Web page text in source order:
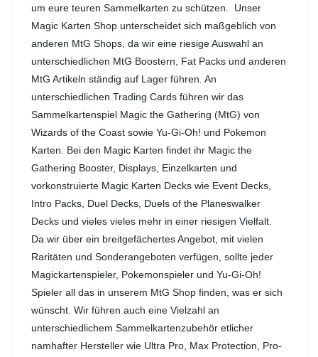
um eure teuren Sammelkarten zu schützen. Unser
Magic Karten Shop unterscheidet sich maßgeblich von
anderen MtG Shops, da wir eine riesige Auswahl an
unterschiedlichen MtG Boostern, Fat Packs und anderen
MtG Artikeln ständig auf Lager führen. An
unterschiedlichen Trading Cards führen wir das
Sammelkartenspiel Magic the Gathering (MtG) von
Wizards of the Coast sowie Yu-Gi-Oh! und Pokemon
Karten. Bei den Magic Karten findet ihr Magic the
Gathering Booster, Displays, Einzelkarten und
vorkonstruierte Magic Karten Decks wie Event Decks,
Intro Packs, Duel Decks, Duels of the Planeswalker
Decks und vieles vieles mehr in einer riesigen Vielfalt.
Da wir über ein breitgefächertes Angebot, mit vielen
Raritäten und Sonderangeboten verfügen, sollte jeder
Magickartenspieler, Pokemonspieler und Yu-Gi-Oh!
Spieler all das in unserem MtG Shop finden, was er sich
wünscht. Wir führen auch eine Vielzahl an
unterschiedlichem Sammelkartenzubehör etlicher
namhafter Hersteller wie Ultra Pro, Max Protection, Pro-